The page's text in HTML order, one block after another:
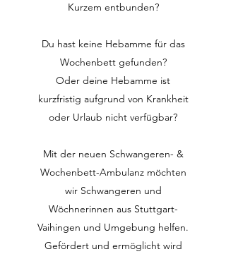
Kurzem entbunden?
Du hast keine Hebamme für das
Wochenbett gefunden?
Oder deine Hebamme ist
kurzfristig aufgrund von Krankheit
oder Urlaub nicht verfügbar?
Mit der neuen Schwangeren- &
Wochenbett-Ambulanz möchten
wir Schwangeren und
Wöchnerinnen aus Stuttgart-
Vaihingen und Umgebung helfen.
Gefördert und ermöglicht wird